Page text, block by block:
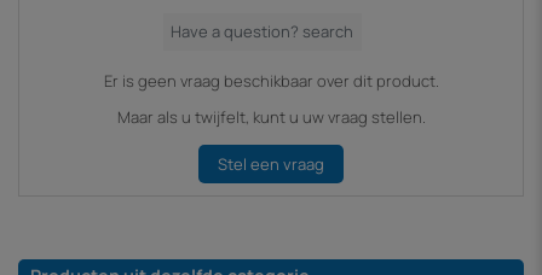
Er is geen vraag beschikbaar over dit product.
Maar als u twijfelt, kunt u uw vraag stellen.
Stel een vraag